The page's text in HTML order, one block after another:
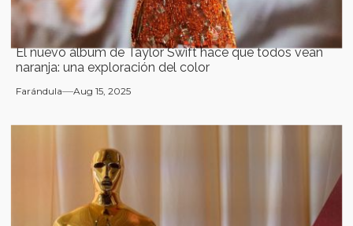
El nuevo álbum de Taylor Swift hace que todos vean
naranja: una exploración del color
Farándula Aug 15, 2025